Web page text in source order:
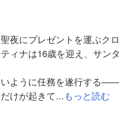
夜にプレゼントを運ぶクロ
ィナは16歳を迎え、サン
ように任務を遂行する
けが起きて...もっと読む